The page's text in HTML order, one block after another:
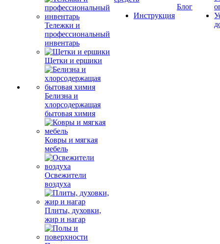
Тележки и
профессиональный
инвентарь
Щетки и ершики
Белизна и
хлорсодержащая
бытовая химия
Ковры и мягкая
мебель
Освежители
воздуха
Плиты, духовки,
жир и нагар
Инструкция
Блог